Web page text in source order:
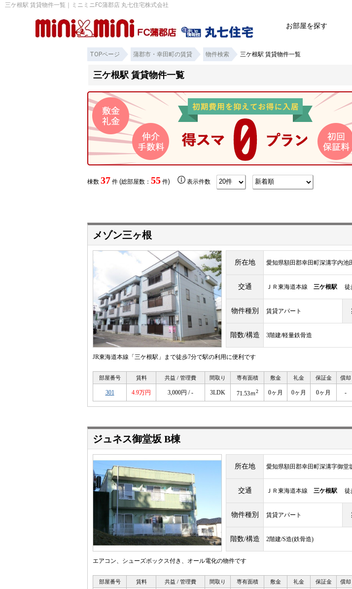
三ケ根駅 賃貸物件一覧｜ミニミニFC蒲郡店 丸七住宅株式会社
お部屋を探す
TOPページ 蒲郡市・幸田町の賃貸 物件検索 三ケ根駅 賃貸物件一覧
三ケ根駅 賃貸物件一覧
棟数 37 件 (総部屋数： 55 件) 表示件数
メゾン三ヶ根
所在地 愛知県額田郡幸田町深溝字内池
交通 ＪＲ東海道本線 三ケ根駅 徒
物件種別 賃貸アパート
階数/構造 3階建/軽量鉄骨造
JR東海道本線「三ケ根駅」まで徒歩7分で駅の利用に便利です
部屋番号 賃料 共益 / 管理費 間取り 専有面積 敷金 礼金 保証金 償却
301 4.9万円 3,000円 / - 3LDK 71.53ｍ2 0ヶ月 0ヶ月 0ヶ月 -
ジュネス御堂坂 B棟
所在地 愛知県額田郡幸田町深溝字御堂
交通 ＪＲ東海道本線 三ケ根駅 徒
物件種別 賃貸アパート
階数/構造 2階建/S造(鉄骨造)
エアコン、シューズボックス付き、オール電化の物件です
部屋番号 賃料 共益 / 管理費 間取り 専有面積 敷金 礼金 保証金 償却